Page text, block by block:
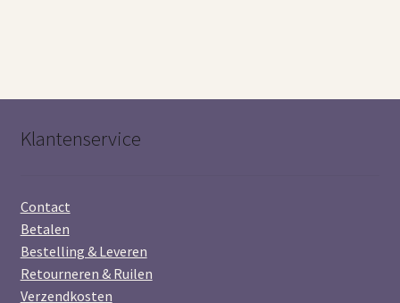
Klantenservice
Contact
Betalen
Bestelling & Leveren
Retourneren & Ruilen
Verzendkosten